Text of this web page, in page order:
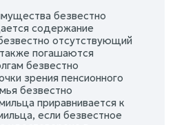
безвестно
содержание
отсутствующий
погашаются
безвестно
зрения пенсионного
безвестно
приравнивается к
если безвестное